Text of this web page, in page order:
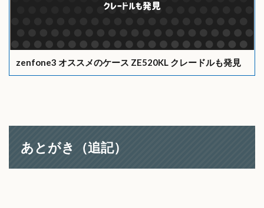
zenfone3 オススメのケース ZE520KL クレードルも発見
あとがき（追記）